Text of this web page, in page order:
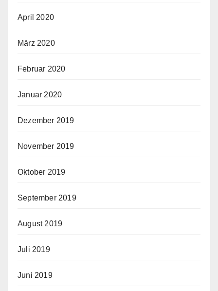
April 2020
März 2020
Februar 2020
Januar 2020
Dezember 2019
November 2019
Oktober 2019
September 2019
August 2019
Juli 2019
Juni 2019